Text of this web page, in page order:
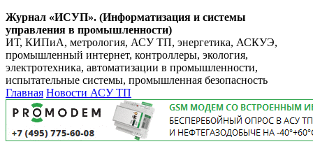
Журнал «ИСУП». (Информатизация и системы
управления в промышленности)
ИТ, КИПиА, метрология, АСУ ТП, энергетика, АСКУЭ,
промышленный интернет, контроллеры, экология,
электротехника, автоматизации в промышленности,
испытательные системы, промышленная безопасность
Главная Новости АСУ ТП